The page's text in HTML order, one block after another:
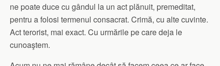
ne poate duce cu gândul la un act plănuit, premeditat,
pentru a folosi termenul consacrat. Crimă, cu alte cuvinte.
Act terorist, mai exact. Cu urmările pe care deja le
cunoaştem.